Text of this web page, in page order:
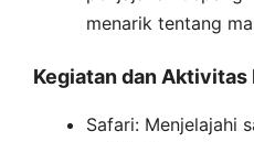
menarik tentang
Kegiatan dan Aktivitas
Safari: Menjelajahi